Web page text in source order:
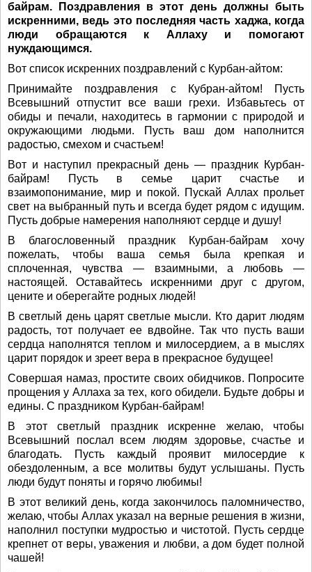
байрам. Поздравления в этот день должны быть
искренними, ведь это последняя часть хаджа, когда
люди обращаются к Аллаху и помогают
нуждающимся.
Вот список искренних поздравлений с Курбан-айтом:
Принимайте поздравления с Кубран-айтом! Пусть
Всевышний отпустит все ваши грехи. Избавьтесь от
обиды и печали, находитесь в гармонии с природой и
окружающими людьми. Пусть ваш дом наполнится
радостью, смехом и счастьем!
Вот и наступил прекрасный день — праздник Курбан-
байрам! Пусть в семье царит счастье и
взаимопонимание, мир и покой. Пускай Аллах прольет
свет на выбранный путь и всегда будет рядом с идущим.
Пусть добрые намерения наполняют сердце и душу!
В благословенный праздник Курбан-байрам хочу
пожелать, чтобы ваша семья была крепкая и
сплоченная, чувства — взаимными, а любовь —
настоящей. Оставайтесь искренними друг с другом,
цените и оберегайте родных людей!
В светлый день царят светлые мысли. Кто дарит людям
радость, тот получает ее вдвойне. Так что пусть ваши
сердца наполнятся теплом и милосердием, а в мыслях
царит порядок и зреет вера в прекрасное будущее!
Совершая намаз, простите своих обидчиков. Попросите
прощения у Аллаха за тех, кого обидели. Будьте добры и
едины. С праздником Курбан-байрам!
В этот светлый праздник искренне желаю, чтобы
Всевышний послал всем людям здоровье, счастье и
благодать. Пусть каждый проявит милосердие к
обездоленным, а все молитвы будут услышаны. Пусть
люди будут поняты и горячо любимы!
В этот великий день, когда закончилось паломничество,
желаю, чтобы Аллах указал на верные решения в жизни,
наполнил поступки мудростью и чистотой. Пусть сердце
крепнет от веры, уважения и любви, а дом будет полной
чашей!